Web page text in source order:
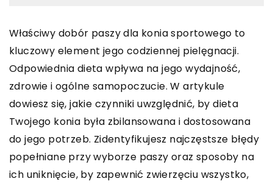
Właściwy dobór paszy dla konia sportowego to
kluczowy element jego codziennej pielęgnacji.
Odpowiednia dieta wpływa na jego wydajność,
zdrowie i ogólne samopoczucie. W artykule
dowiesz się, jakie czynniki uwzględnić, by dieta
Twojego konia była zbilansowana i dostosowana
do jego potrzeb. Zidentyfikujesz najczęstsze błędy
popełniane przy wyborze paszy oraz sposoby na
ich uniknięcie, by zapewnić zwierzęciu wszystko,